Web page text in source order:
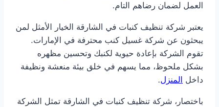
العمل لضمان رضاهم التام.
يعتبر شركة تنظيف كنبات في الشارقة الخيار الأمثل لمن
يبحثون عن شركة غسيل كنب محترفة في الإمارات.
تقوم الشركة بإعادة حيوية لكنبك وتحسين مظهره
بشكل ملحوظ، مما يسهم في خلق بيئة منعشة ونظيفة
داخل المنزل.
باختصار، شركة تنظيف كنبات في الشارقة تمثل الشركة